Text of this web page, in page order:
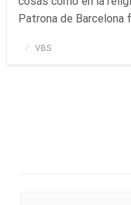
Patrona de Barcelona
Publicado
VBS